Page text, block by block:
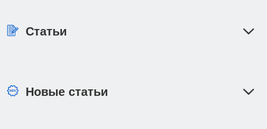
Статьи
Новые статьи